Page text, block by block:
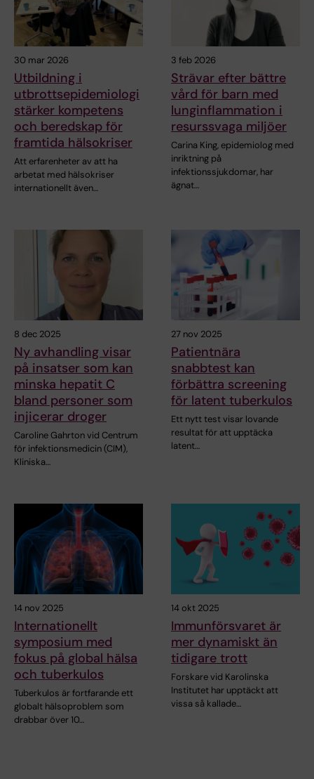
30 mar 2026
Utbildning i
utbrottsepidemiologi
stärker kompetens
och beredskap för
framtida hälsokriser
Att erfarenheter av att ha
arbetat med hälsokriser
internationellt även…
3 feb 2026
Strävar efter bättre
vård för barn med
lunginflammation i
resurssvaga miljöer
Carina King, epidemiolog med
inriktning på
infektionssjukdomar, har
ägnat…
8 dec 2025
Ny avhandling visar
på insatser som kan
minska hepatit C
bland personer som
injicerar droger
Caroline Gahrton vid Centrum
för infektionsmedicin (CIM),
Kliniska…
27 nov 2025
Patientnära
snabbtest kan
förbättra screening
för latent tuberkulos
Ett nytt test visar lovande
resultat för att upptäcka
latent…
14 nov 2025
Internationellt
symposium med
fokus på global hälsa
och tuberkulos
Tuberkulos är fortfarande ett
globalt hälsoproblem som
drabbar över 10…
14 okt 2025
Immunförsvaret är
mer dynamiskt än
tidigare trott
Forskare vid Karolinska
Institutet har upptäckt att
vissa så kallade…